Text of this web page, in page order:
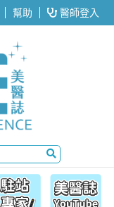
幫助 醫師登入